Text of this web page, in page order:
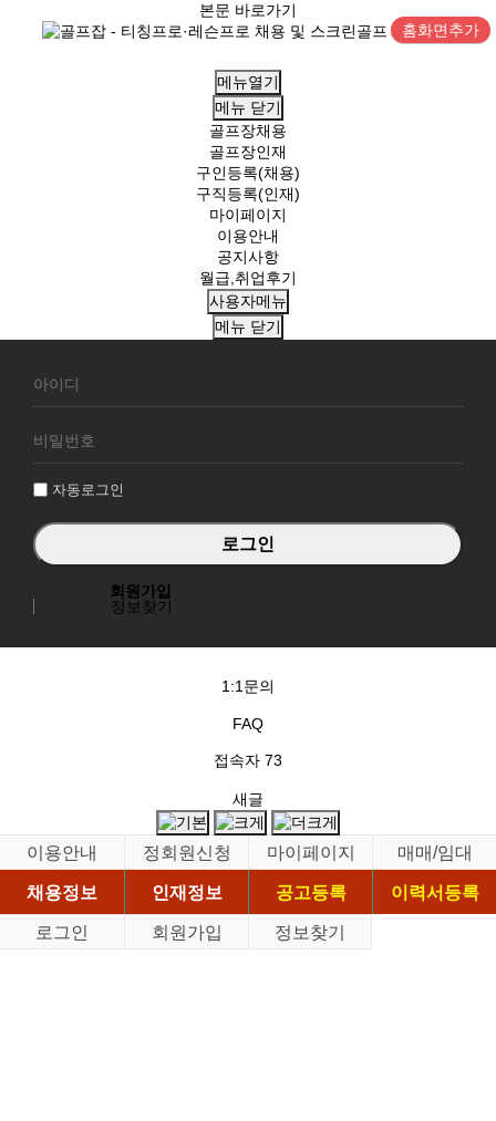
본문 바로가기
홈화면추가
메뉴열기
메뉴 닫기
골프장채용
골프장인재
구인등록(채용)
구직등록(인재)
마이페이지
이용안내
공지사항
월급,취업후기
사용자메뉴
메뉴 닫기
원
그
자동로그인
회원가입
정보찾기
1:1문의
FAQ
접속자 73
새글
이용안내 정회원신청 마이페이지
매매/임대
채용정보
인재정보 공고등록
이력서등록
로그인
회원가입 정보찾기